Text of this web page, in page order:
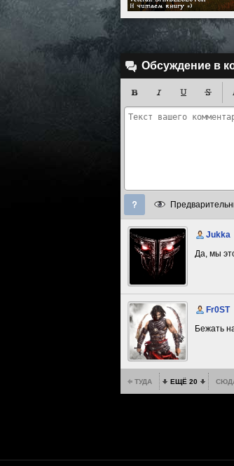
Обсуждение в
Jukka
Да, мы
Fr0ST
Бежать
ТУДА ЕЩЁ 20